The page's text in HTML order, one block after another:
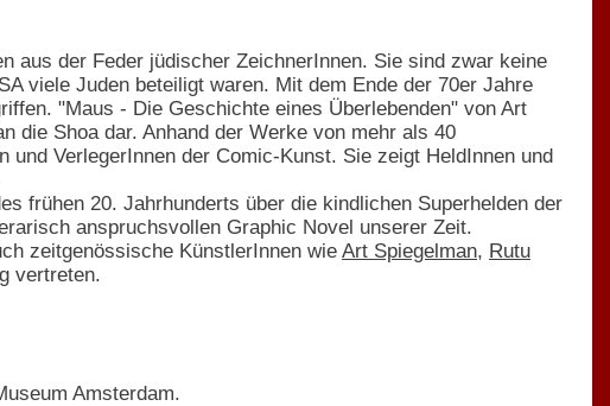
aus der Feder jüdischer ZeichnerInnen. Sie sind zwar keine
viele Juden beteiligt waren. Mit dem Ende der 70er Jahre
"Maus - Die Geschichte eines Überlebenden" von Art
die Shoa dar. Anhand der Werke von mehr als 40
VerlegerInnen der Comic-Kunst. Sie zeigt HeldInnen und
frühen 20. Jahrhunderts über die kindlichen Superhelden der
anspruchsvollen Graphic Novel unserer Zeit.
zeitgenössische KünstlerInnen wie Art Spiegelman, Rutu
vertreten.
Amsterdam.